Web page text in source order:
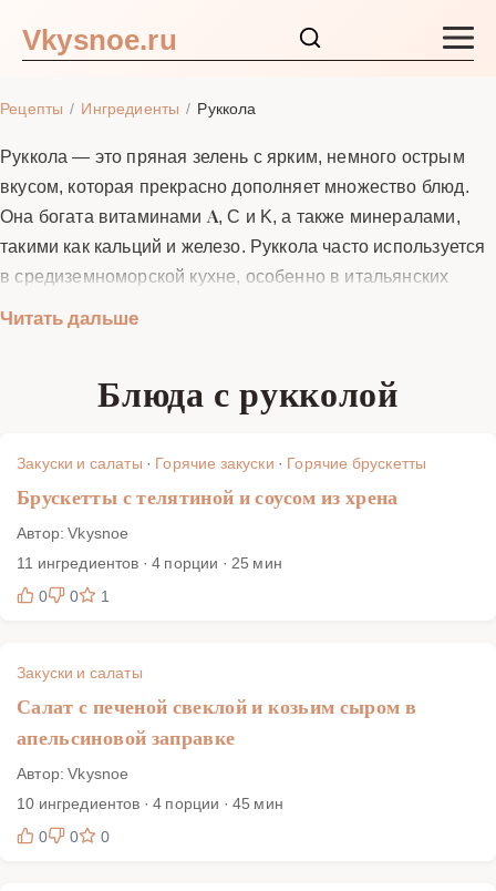
Vkysnoe.ru
Основные блюда
Супы
Ингредиенты
Блог
Рецепты Ингредиенты Руккола
Руккола — это пряная зелень с ярким, немного острым
вкусом, которая прекрасно дополняет множество блюд.
Она богата витаминами A, C и K, а также минералами,
такими как кальций и железо. Руккола часто используется
в средиземноморской кухне, особенно в итальянских
даже смузи. Благодаря своему уникальному вкусу,
этом разделе вы найдёте пошаговые рецепты с рукколой,
замечательной зелени.
Читать дальше
Блюда с рукколой
Закуски и салаты · Горячие закуски · Горячие брускетты
Брускетты с телятиной и соусом из хрена
Автор: Vkysnoe
11 ингредиентов · 4 порции · 25 мин
0
0 1
Закуски и салаты
Салат с печеной свеклой и козьим сыром в
апельсиновой заправке
Автор: Vkysnoe
10 ингредиентов · 4 порции · 45 мин
0
0 0